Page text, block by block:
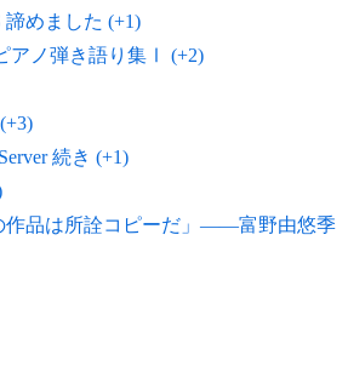
諦めました (+1)
アノ弾き語り集Ⅰ (+2)
続き (+1)
作品は所詮コピーだ」——富野由悠季